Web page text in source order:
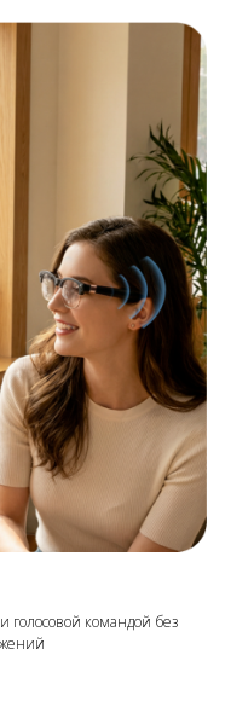
командой без